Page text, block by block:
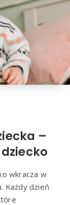
–
wkracza w
Każdy dzień